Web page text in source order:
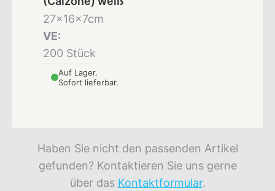
27x16x7cm
VE:
200 Stück
Auf Lager.
Sofort lieferbar.
Haben Sie nicht den passenden Artikel
gefunden? Kontaktieren Sie uns gerne
über das Kontaktformular.